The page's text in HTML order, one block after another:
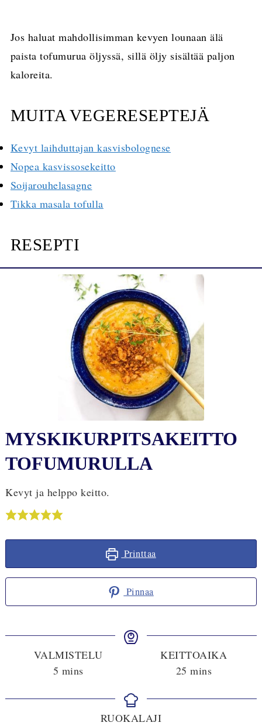
Jos haluat mahdollisimman kevyen lounaan älä
paista tofumurua öljyssä, sillä öljy sisältää paljon
kaloreita.
MUITA VEGERESEPTEJÄ
Kevyt laihduttajan kasvisbolognese
Nopea kasvissosekeitto
Soijarouhelasagne
Tikka masala tofulla
RESEPTI
MYSKIKURPITSAKEITTO
TOFUMURULLA
Kevyt ja helppo keitto.
Printtaa
Pinnaa
VALMISTELU
5 minutes
mins
KEITTOAIKA
25 minutes
mins
RUOKALAJI